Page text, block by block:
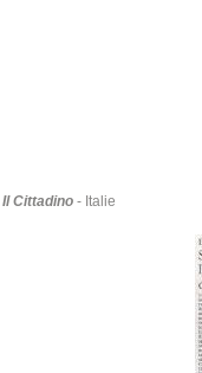
Il Cittadino - Italie